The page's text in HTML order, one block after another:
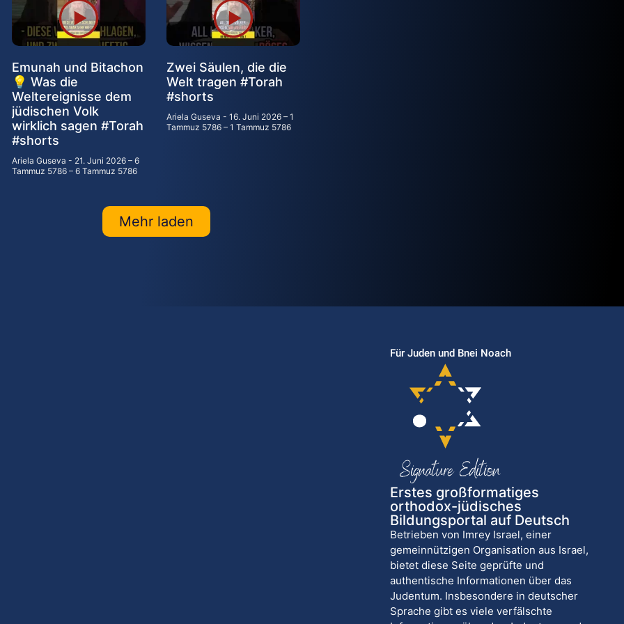
Emunah und Bitachon
💡 Was die
Weltereignisse dem
jüdischen Volk
wirklich sagen #Torah
#shorts
Ariela Guseva
21. Juni 2026 – 6
Tammuz 5786 – 6 Tammuz 5786
Zwei Säulen, die die
Welt tragen #Torah
#shorts
Ariela Guseva
16. Juni 2026 – 1
Tammuz 5786 – 1 Tammuz 5786
Mehr laden
Für Juden und Bnei Noach
Erstes großformatiges
orthodox-jüdisches
Bildungsportal auf Deutsch
Betrieben von Imrey Israel, einer
gemeinnützigen Organisation aus Israel,
bietet diese Seite geprüfte und
authentische Informationen über das
Judentum. Insbesondere in deutscher
Sprache gibt es viele verfälschte